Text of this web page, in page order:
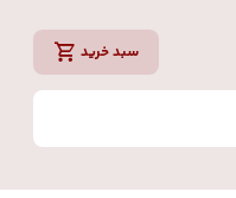
سبد خرید